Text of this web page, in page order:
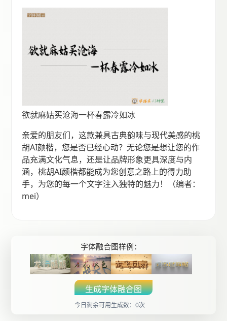
欲就麻姑买沧海一杯春露冷如冰
亲爱的朋友们，这款兼具古典韵味与现代美感的桃
胡AI颜楷，您是否已经心动？无论您是想让您的作
品充满文化气息，还是让品牌形象更具深度与内
涵，桃胡AI颜楷都能成为您创意之路上的得力助
手，为您的每一个文字注入独特的魅力！（编者：
mei）
字体融合图样例：
生成字体融合图
今日剩余可用生成数：0次